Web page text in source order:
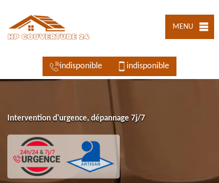
MENU
indisponible indisponible
Intervention d'urgence, dépannage 7j/7